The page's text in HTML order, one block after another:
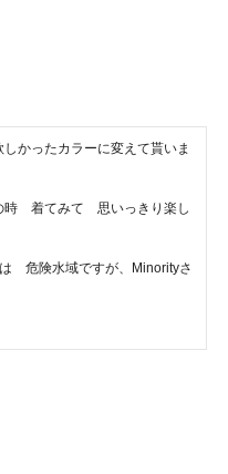
かったカラーに変えて貰いま
　着てみて　思いっきり楽し
　危険水域ですが、Minorityさ